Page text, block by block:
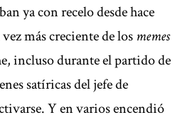
ya con recelo desde hace
más creciente de losmemes
incluso durante el partido de
satíricas del jefe de
Y en varios encendió